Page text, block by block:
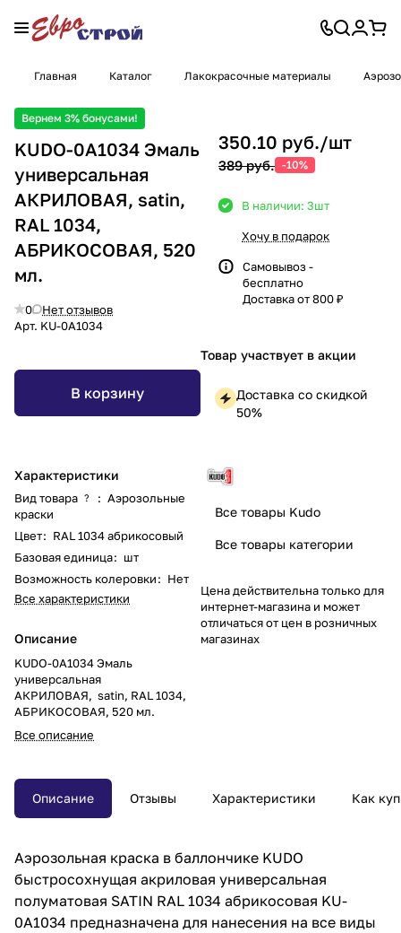
Главная Каталог Лакокрасочные материалы
Вернем 3% бонусами!
KUDO-0A1034 Эмаль
универсальная
АКРИЛОВАЯ, satin,
RAL 1034,
АБРИКОСОВАЯ, 520
мл.
0
Нет отзывов
Арт. KU-0A1034
В корзину
Характеристики
Вид товара ? : Аэрозольные
краски
Цвет: RAL 1034 абрикосовый
Базовая единица: шт
Возможность колеровки: Нет
Все характеристики
Описание
KUDO-0A1034 Эмаль
универсальная
АКРИЛОВАЯ, satin, RAL 1034,
АБРИКОСОВАЯ, 520 мл.
Все описание
350.10 руб./шт
389 руб. -10%
В наличии: 3шт
Хочу в подарок
Самовывоз -
бесплатно
Доставка от 800 ₽
Товар участвует в акции
Доставка со скидкой
50%
Все товары Kudo
Все товары категории
Цена действительна только для
интернет-магазина и может
отличаться от цен в розничных
магазинах
Описание Отзывы Характеристики Как
Аэрозольная краска в баллончике KUDO
быстросохнущая акриловая универсальная
полуматовая SATIN RAL 1034 абрикосовая KU-
0A1034 предназначена для нанесения на все виды